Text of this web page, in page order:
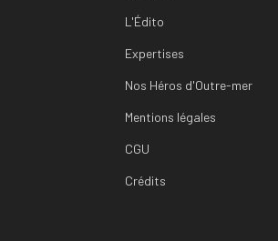
L'Édito
Expertises
Nos Héros d'Outre-mer
Mentions légales
CGU
Crédits